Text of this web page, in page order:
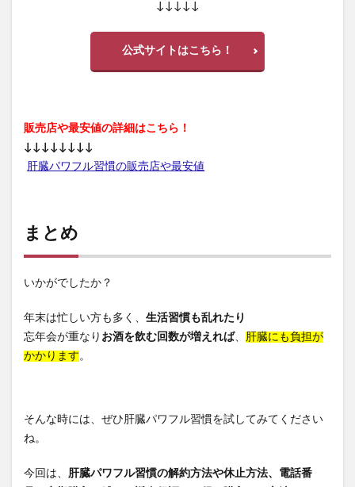
↓↓↓↓↓
公式サイトはこちら！
販売店や最安値の詳細はこちら！
↓↓↓↓↓↓↓↓
肝臓パワフル習慣の販売店や最安値
まとめ
いかがでしたか？
年末は忙しい方も多く、 生活習慣も乱れたり
忘年会が重なり お酒を飲む回数が増えれば、 肝臓にも負担が
かかります。
そんな時には、ぜひ肝臓パワフル習慣を試してみてください
ね。
今回は、 肝臓パワフル習慣の解約方法や休止方法、電話番